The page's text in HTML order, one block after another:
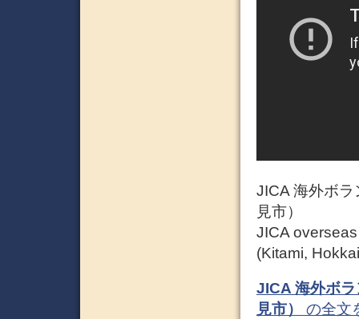
JICA 海外ボ
見市）
JICA
(Kitami,
JICA 海外ボ
見市）
の全文